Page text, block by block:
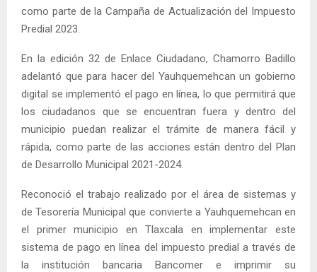
como parte de la Campaña de Actualización del Impuesto
Predial 2023.
En la edición 32 de Enlace Ciudadano, Chamorro Badillo
adelantó que para hacer del Yauhquemehcan un gobierno
digital se implementó el pago en línea, lo que permitirá que
los ciudadanos que se encuentran fuera y dentro del
municipio puedan realizar el trámite de manera fácil y
rápida, como parte de las acciones están dentro del Plan
de Desarrollo Municipal 2021-2024.
Reconoció el trabajo realizado por el área de sistemas y
de Tesorería Municipal que convierte a Yauhquemehcan en
el primer municipio en Tlaxcala en implementar este
sistema de pago en línea del impuesto predial a través de
la institución bancaria Bancomer e imprimir su